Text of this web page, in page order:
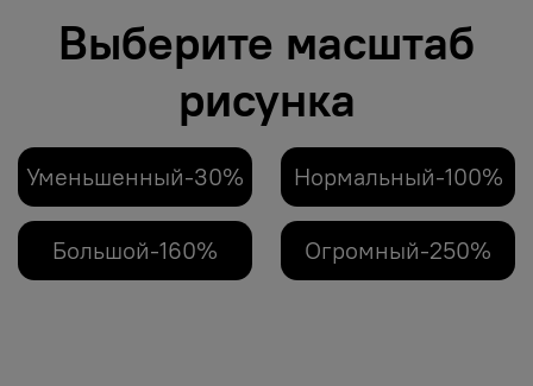
Выберите масштаб
рисунка
Уменьшенный-30% Нормальный-100%
Большой-160% Огромный-250%